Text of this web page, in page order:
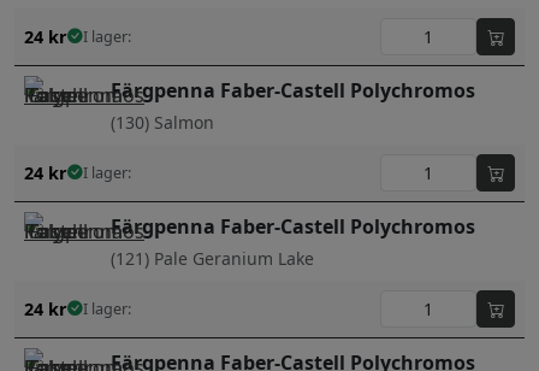
24 kr I lager:
Färgpenna Faber-Castell Polychromos
(130) Salmon
24 kr I lager:
Färgpenna Faber-Castell Polychromos
(121) Pale Geranium Lake
24 kr I lager:
Färgpenna Faber-Castell Polychromos